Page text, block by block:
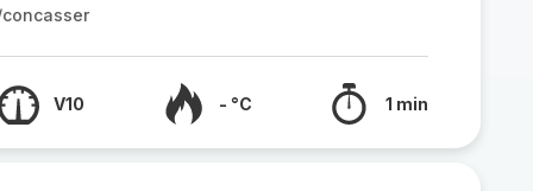
V10 - °C 1 min